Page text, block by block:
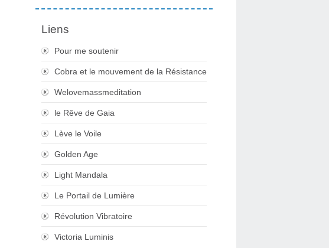
Liens
Pour me soutenir
Cobra et le mouvement de la Résistance
Welovemassmeditation
le Rêve de Gaia
Lève le Voile
Golden Age
Light Mandala
Le Portail de Lumière
Révolution Vibratoire
Victoria Luminis